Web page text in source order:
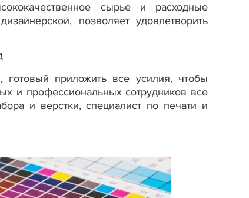
сырье и расходные
позволяет удовлетворить
готовый приложить все усилия, чтобы
и профессиональных сотрудников все
и верстки, специалист по печати и